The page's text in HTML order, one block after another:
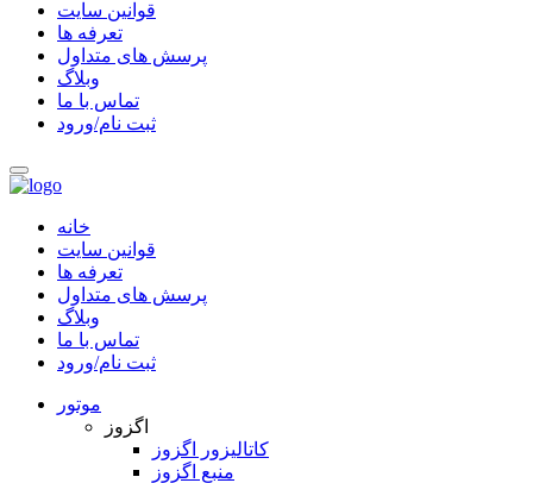
قوانین سایت
تعرفه ها
پرسش های متداول
وبلاگ
تماس با ما
ثبت نام/ورود
خانه
قوانین سایت
تعرفه ها
پرسش های متداول
وبلاگ
تماس با ما
ثبت نام/ورود
موتور
اگزوز
کاتالیزور اگزوز
منبع اگزوز